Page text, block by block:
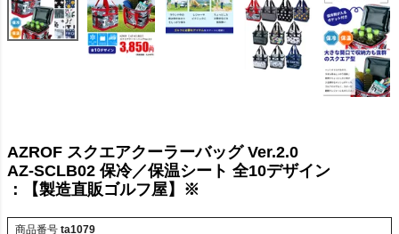
AZROF スクエアクーラーバッグ Ver.2.0
AZ-SCLB02 保冷／保温シート 全10デザイン
：【製造直販ゴルフ屋】※
商品番号 ta1079